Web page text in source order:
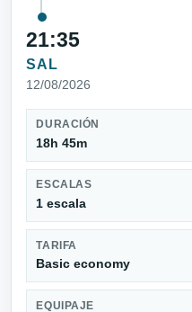
21:35
SAL
12/08/2026
DURACIÓN
18h 45m
ESCALAS
1 escala
TARIFA
Basic economy
EQUIPAJE